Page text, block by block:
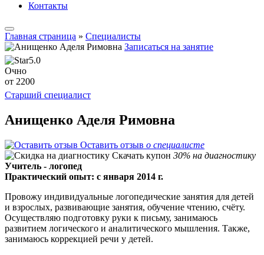
Контакты
Главная страница » Специалисты
Записаться на занятие
5.0
Очно
от 2200
Старший специалист
Анищенко Аделя Римовна
Оставить отзыв о специалисте
Скачать купон 30% на диагностику
Учитель - логопед
Практический опыт: с января 2014 г.
Провожу индивидуальные логопедические занятия для детей
и взрослых, развивающие занятия, обучение чтению, счёту.
Осуществляю подготовку руки к письму, занимаюсь
развитием логического и аналитического мышления. Также,
занимаюсь коррекцией речи у детей.